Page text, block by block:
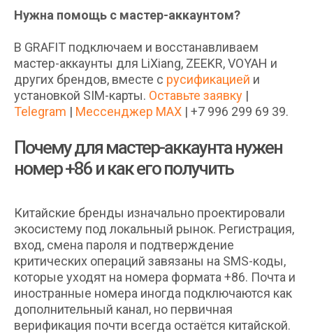
Нужна помощь с мастер-аккаунтом?
В GRAFIT подключаем и восстанавливаем
мастер-аккаунты для LiXiang, ZEEKR, VOYAH и
других брендов, вместе с русификацией и
установкой SIM-карты. Оставьте заявку |
Telegram | Мессенджер MAX | +7 996 299 69 39.
Почему для мастер-аккаунта нужен
номер +86 и как его получить
Китайские бренды изначально проектировали
экосистему под локальный рынок. Регистрация,
вход, смена пароля и подтверждение
критических операций завязаны на SMS-коды,
которые уходят на номера формата +86. Почта и
иностранные номера иногда подключаются как
дополнительный канал, но первичная
верификация почти всегда остаётся китайской.